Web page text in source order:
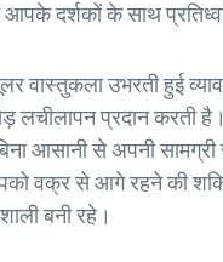
दर्शकों के साथ
वास्तुकला उभरती हुई
लचीलापन प्रदान करती
आसानी से अपनी
वक्र से आगे रहने की
बनी रहे।